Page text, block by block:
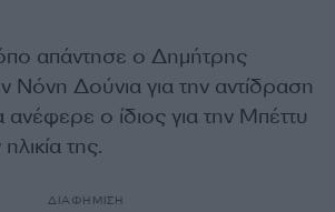
απάντησε ο Δημήτρης
Νόνη Δούνια για την αντίδραση
ο ίδιος για την Μπέττυ
της.
ΔΙΑΦΗΜΙΣΗ